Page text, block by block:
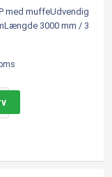
med muffeUdvendig
3000 mm / 3